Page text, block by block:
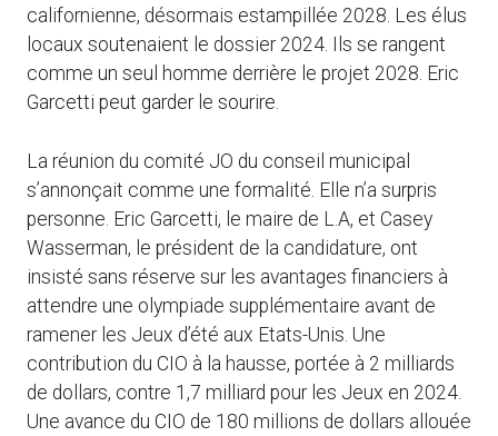
californienne, désormais estampillée 2028. Les élus
locaux soutenaient le dossier 2024. Ils se rangent
comme un seul homme derrière le projet 2028. Eric
Garcetti peut garder le sourire.
La réunion du comité JO du conseil municipal
s’annonçait comme une formalité. Elle n’a surpris
personne. Eric Garcetti, le maire de L.A, et Casey
Wasserman, le président de la candidature, ont
insisté sans réserve sur les avantages financiers à
attendre une olympiade supplémentaire avant de
ramener les Jeux d’été aux Etats-Unis. Une
contribution du CIO à la hausse, portée à 2 milliards
de dollars, contre 1,7 milliard pour les Jeux en 2024.
Une avance du CIO de 180 millions de dollars allouée